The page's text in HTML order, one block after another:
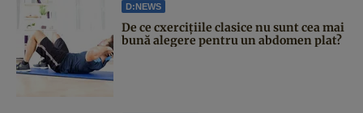
D:NEWS
De ce cxercițiile clasice nu sunt cea mai
bună alegere pentru un abdomen plat?